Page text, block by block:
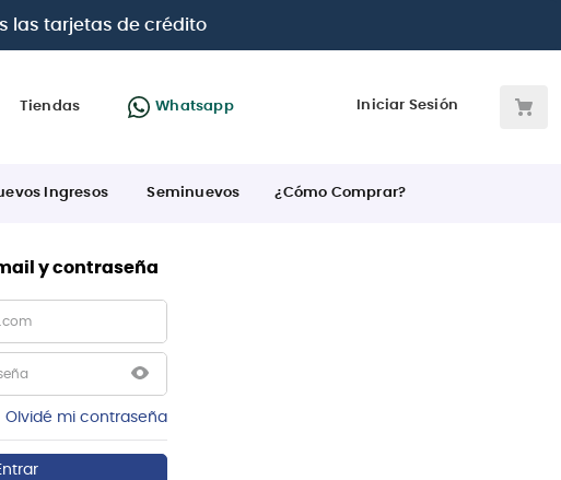
las tarjetas de crédito
Tiendas Whatsapp Iniciar Sesión
Ingresos Seminuevos ¿Cómo Comprar?
y contraseña
Olvidé mi contraseña